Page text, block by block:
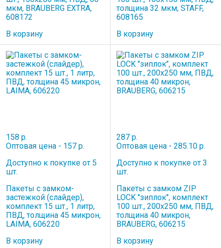
мкм, BRAUBERG EXTRA,
608172
В корзину
толщина 32 мкм, STAFF,
608165
В корзину
158 р.
Оптовая цена - 157 р.
Доступно к покупке от 5
шт.
Пакеты с замком-
застежкой (слайдер),
комплект 15 шт., 1 литр,
ПВД, толщина 45 микрон,
LAIMA, 606220
В корзину
287 р.
Оптовая цена - 285.10 р.
Доступно к покупке от 3
шт.
Пакеты с замком ZIP
LOCK "зиплок", комплект
100 шт., 200х250 мм, ПВД,
толщина 40 микрон,
BRAUBERG, 606215
В корзину